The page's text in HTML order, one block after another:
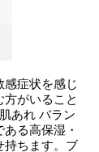
症状を感じ
がいること
あれ バラン
る高保湿・
持ちます。ブ